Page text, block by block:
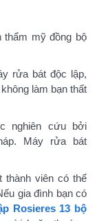
thẩm mỹ đồng bộ
rửa bát độc lập,
làm bạn thất
nghiên cứu bởi
Máy rửa bát
thành viên có thể
gia đình bạn có
Rosieres 13 bộ